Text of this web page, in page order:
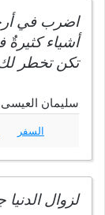
اضرب في
أشياء كثيرةٌ
تكن تخطر
سليمان العيسى
السفر
لزوال